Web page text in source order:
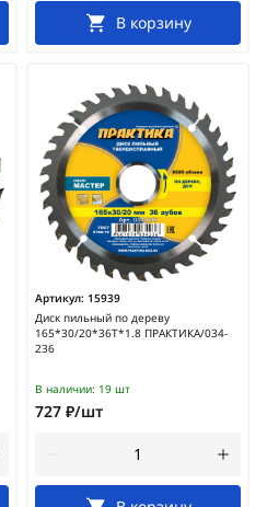
В корзину
Артикул: 15939
Диск пильный по дереву
165*30/20*36Т*1.8 ПРАКТИКА/034-
236
В наличии: 19 шт
727 ₽/шт